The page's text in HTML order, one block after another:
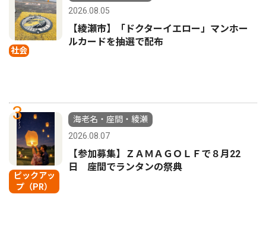
社会
2026.08.05
【綾瀬市】「ドクターイエロー」マンホー
ルカードを抽選で配布
3
ピックアッ
プ（PR）
海老名・座間・綾瀬
2026.08.07
【参加募集】ＺＡＭＡＧＯＬＦで８月22
日 座間でランタンの祭典